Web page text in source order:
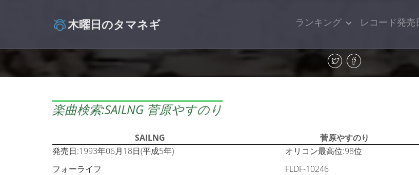
木曜日のタマネギ ランキング レコード発売
楽曲検索:SAILNG 菅原やすのり
SAILNG
菅原やすのり
発売日:1993年06月18日(平成5年)
オリコン最高位:98位
フォーライフ
FLDF-10246